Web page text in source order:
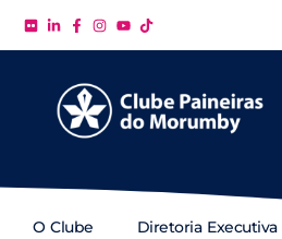
O Clube Diretoria Executiva